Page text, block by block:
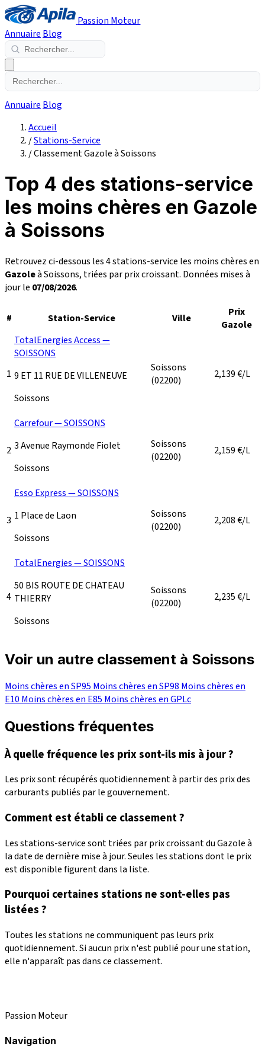
Passion Moteur
Annuaire Blog
Annuaire Blog
Accueil
/Stations-Service
/Classement Gazole à Soissons
Top 4 des stations-service
les moins chères en Gazole
à Soissons
Retrouvez ci-dessous les 4 stations-service les moins chères en
Gazoleà Soissons, triées par prix croissant. Données mises à
jour le 07/08/2026.
# Station-Service Ville
Prix
Gazole
1
TotalEnergies Access —
SOISSONS
9 ET 11 RUE DE VILLENEUVE
Soissons
Soissons
(02200)
2,139€/L
2
Carrefour — SOISSONS
3 Avenue Raymonde Fiolet
Soissons
Soissons
(02200)
2,159€/L
3
Esso Express — SOISSONS
1 Place de Laon
Soissons
Soissons
(02200)
2,208€/L
4
TotalEnergies — SOISSONS
50 BIS ROUTE DE CHATEAU
THIERRY
Soissons
Soissons
(02200)
2,235€/L
Voir un autre classement à Soissons
Moins chères en SP95 Moins chères en SP98 Moins chères en
E10 Moins chères en E85 Moins chères en GPLc
Questions fréquentes
À quelle fréquence les prix sont-ils mis à jour ?
Les prix sont récupérés quotidiennement à partir des prix des
carburants publiés par le gouvernement.
Comment est établi ce classement ?
Les stations-service sont triées par prix croissant du Gazole à
la date de dernière mise à jour. Seules les stations dont le prix
est disponible figurent dans la liste.
Pourquoi certaines stations ne sont-elles pas
listées ?
Toutes les stations ne communiquent pas leurs prix
quotidiennement. Si aucun prix n'est publié pour une station,
elle n'apparaît pas dans ce classement.
Passion Moteur
Navigation